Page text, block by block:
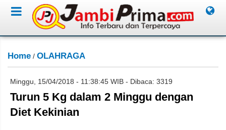
Home / OLAHRAGA
Minggu, 15/04/2018 - 11:38:45 WIB - Dibaca: 3319
Turun 5 Kg dalam 2 Minggu dengan
Diet Kekinian